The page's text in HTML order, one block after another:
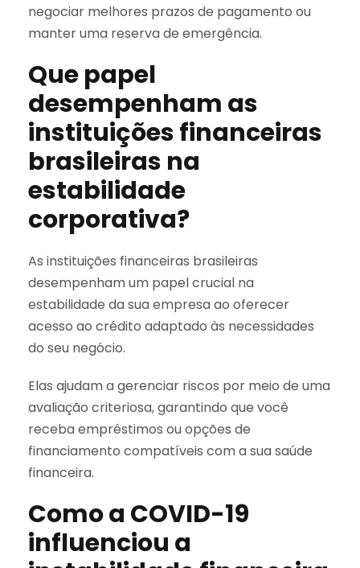
negociar melhores prazos de pagamento ou
manter uma reserva de emergência.
Que papel
desempenham as
instituições financeiras
brasileiras na
estabilidade
corporativa?
As instituições financeiras brasileiras
desempenham um papel crucial na
estabilidade da sua empresa ao oferecer
acesso ao crédito adaptado às necessidades
do seu negócio.
Elas ajudam a gerenciar riscos por meio de uma
avaliação criteriosa, garantindo que você
receba empréstimos ou opções de
financiamento compatíveis com a sua saúde
financeira.
Como a COVID-19
influenciou a